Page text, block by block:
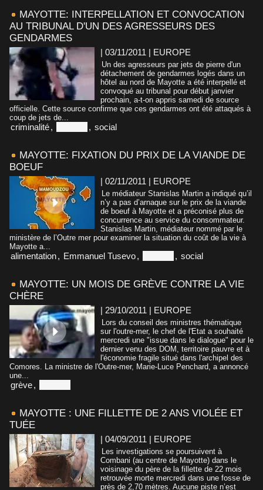
MAYOTTE: INTERPELLATION ET CONVOCATION
AU TRIBUNAL D'UN DES AGRESSEURS DES
GENDARMES
| 03/11/2011 | EUROPE
Un des agresseurs par jets de pierre d'un
détachement de gendarmes logés dans un
hôtel au nord de Mayotte a été interpellé et
convoqué au tribunal pour début janvier
prochain, a-t-on appris samedi de source
officielle. Cette source confirme que ces gendarmes ont été attaqués à
coup de jets de...
criminalité, , social
MAYOTTE: FIXATION DU PRIX DE LA VIANDE DE
BOEUF
| 02/11/2011 | EUROPE
Le médiateur Stanislas Martin a indiqué qu’il
n’y a pas d’arnaque sur le prix de la viande
de boeuf à Mayotte et a préconisé plus de
concurrence au service du consommateur.
Stanislas Martin, médiateur nommé par le
ministère de l’Outre mer pour examiner la situation du coût de la vie à
Mayotte a...
alimentation, Emmanuel Tusevo, , social
MAYOTTE: UN MOIS DE GRÈVE CONTRE LA VIE
CHÈRE
| 29/10/2011 | EUROPE
Lors du conseil des ministres thématique
sur l'outre-mer, le chef de l'Etat a souhaité
mercredi une "issue dans le dialogue" pour le
dernier venu des DOM, territoire pauvre et à
l'économie fragile situé dans l'archipel des
Comores. La ministre de l'Outre-mer, Marie-Luce Penchard, a annoncé
une...
grève,
MAYOTTE : UNE FILLETTE DE 2 ANS VIOLÉE ET
TUÉE
| 04/09/2011 | EUROPE
Les investigations se poursuivent à
Combani (au centre de Mayotte) dans le
voisinage du père de la fillette de 22 mois
retrouvée morte mercredi dans une fosse de
près de 2,70 mètres. Aucune piste n’est